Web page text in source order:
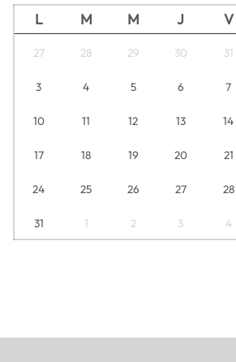
L M M J V
27 28 29 30 31
3 4 5 6 7
10 11 12 13 14
17 18 19 20 21
24 25 26 27 28
31 1 2 3 4